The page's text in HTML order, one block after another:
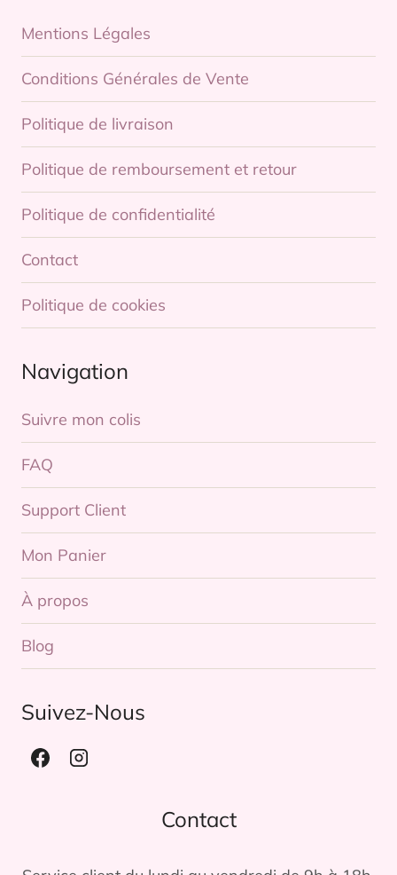
Mentions Légales
Conditions Générales de Vente
Politique de livraison
Politique de remboursement et retour
Politique de confidentialité
Contact
Politique de cookies
Navigation
Suivre mon colis
FAQ
Support Client
Mon Panier
À propos
Blog
Suivez-Nous
Contact